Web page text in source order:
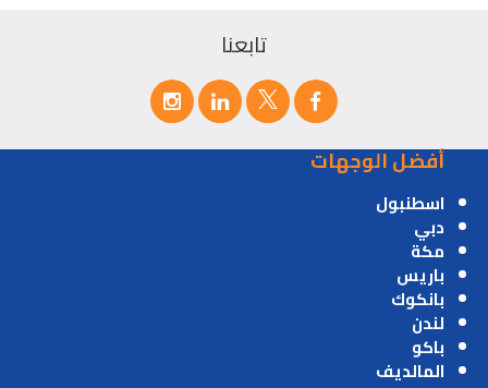
تابعنا
أفضل الوجهات
اسطنبول
دبي
مكة
باريس
بانكوك
لندن
باكو
المالديف